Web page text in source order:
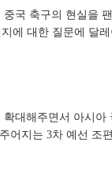
국 축구의 현실을
에 대한 질문에 달
대해주면서 아시
어지는 3차 예선 조